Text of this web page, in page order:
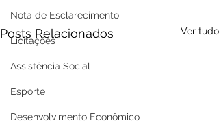
Nota de Esclarecimento
Licitações
Assistência Social
Esporte
Desenvolvimento Econômico
Posts Relacionados Ver tudo